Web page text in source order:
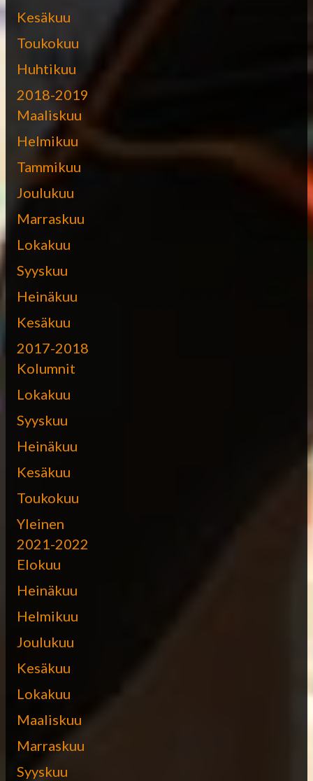
Kesäkuu
Toukokuu
Huhtikuu
2018-2019
Maaliskuu
Helmikuu
Tammikuu
Joulukuu
Marraskuu
Lokakuu
Syyskuu
Heinäkuu
Kesäkuu
2017-2018
Kolumnit
Lokakuu
Syyskuu
Heinäkuu
Kesäkuu
Toukokuu
Yleinen
2021-2022
Elokuu
Heinäkuu
Helmikuu
Joulukuu
Kesäkuu
Lokakuu
Maaliskuu
Marraskuu
Syyskuu